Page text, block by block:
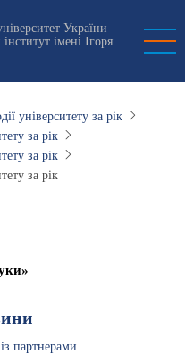
України
імені Ігоря
університету за рік
за рік
за рік
за рік
партнерами